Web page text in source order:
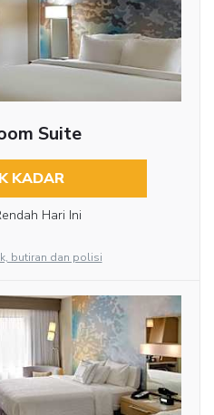
Suite
KADAR
Hari Ini
butiran dan polisi